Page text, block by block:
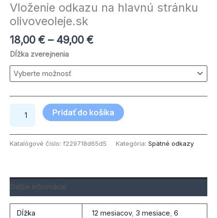
Vloženie odkazu na hlavnú stránku
olivoveoleje.sk
18,00 € – 49,00 €
Dĺžka zverejnenia
Pridať do košíka
Katalógové číslo: f229718d65d5 Kategória: Spätné odkazy
Ďalšie informácie
Dĺžka
12 mesiacov, 3 mesiace 6